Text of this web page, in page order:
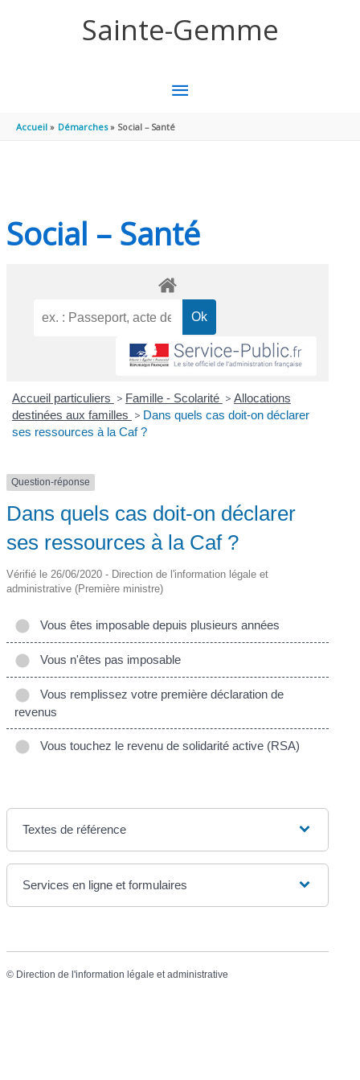
Sainte-Gemme
MENU
PRINCIPAL
Accueil Démarches Social – Santé
Social – Santé
Accueil particuliers > Famille - Scolarité > Allocations
destinées aux familles > Dans quels cas doit-on déclarer
ses ressources à la Caf ?
Question-réponse
Dans quels cas doit-on déclarer
ses ressources à la Caf ?
Vérifié le 26/06/2020 - Direction de l'information légale et
administrative (Première ministre)
Vous êtes imposable depuis plusieurs années
Vous n'êtes pas imposable
Vous remplissez votre première déclaration de
revenus
Vous touchez le revenu de solidarité active (RSA)
Textes de référence
Services en ligne et formulaires
© Direction de l'information légale et administrative